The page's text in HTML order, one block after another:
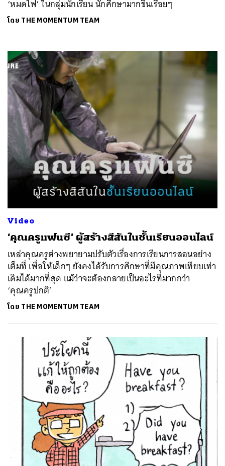
‘หมดไฟ’ ในกลุ่มนักเรียน นักศึกษามากขึ้นเรื่อยๆ
โดย THE MOMENTUM TEAM
Video
‘คุณครูแฟนซี’ ผู้สร้างสีสันในชั้นเรียนออนไลน์
เหล่าคุณครูต่างพยายามปรับตัวเรื่องการเรียนการสอนอย่าง
เต็มที่ เพื่อให้เด็กๆ ยังคงได้รับการศึกษาที่มีคุณภาพเทียบเท่า
เดิมได้มากที่สุด แม้ว่าจะต้องกลายเป็นอะไรที่มากกว่า
‘คุณครูปกติ’
โดย THE MOMENTUM TEAM
SHARE TWEET LINE EMAIL